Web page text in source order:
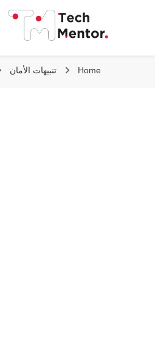
تك مينتور
Home تنبيهات الأمان